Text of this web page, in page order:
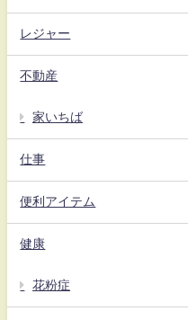
レジャー
不動産
家いちば
仕事
便利アイテム
健康
花粉症